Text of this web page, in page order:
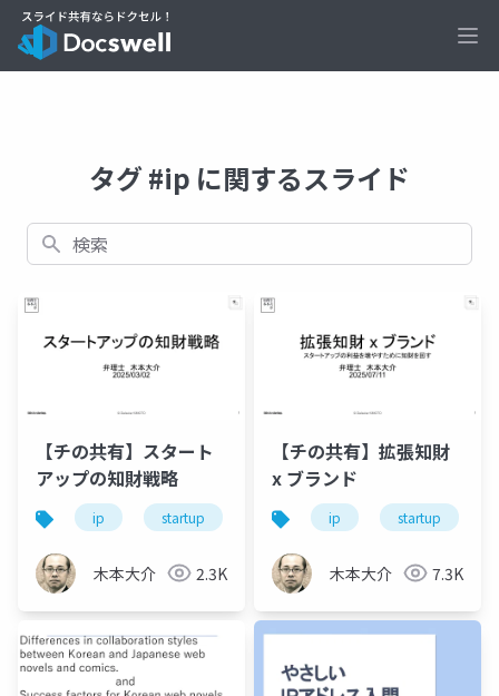
タグ #ip に関するスライド
検索
【チの共有】スタート
アップの知財戦略
ip startup 知財戦略
木本大介 2.3K
【チの共有】拡張知財
x ブランド
ip startup
木本大介 7.3K